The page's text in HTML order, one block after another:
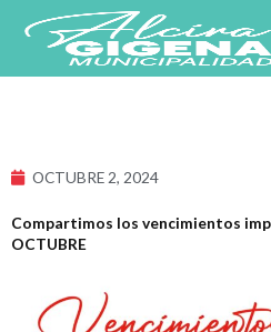
contenido
OCTUBRE 2, 2024
Compartimos los vencimientos
OCTUBRE